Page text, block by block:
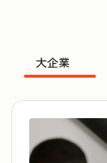
大企業